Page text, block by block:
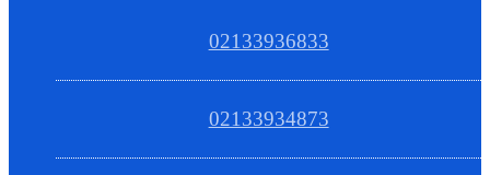
02133936833
02133934873